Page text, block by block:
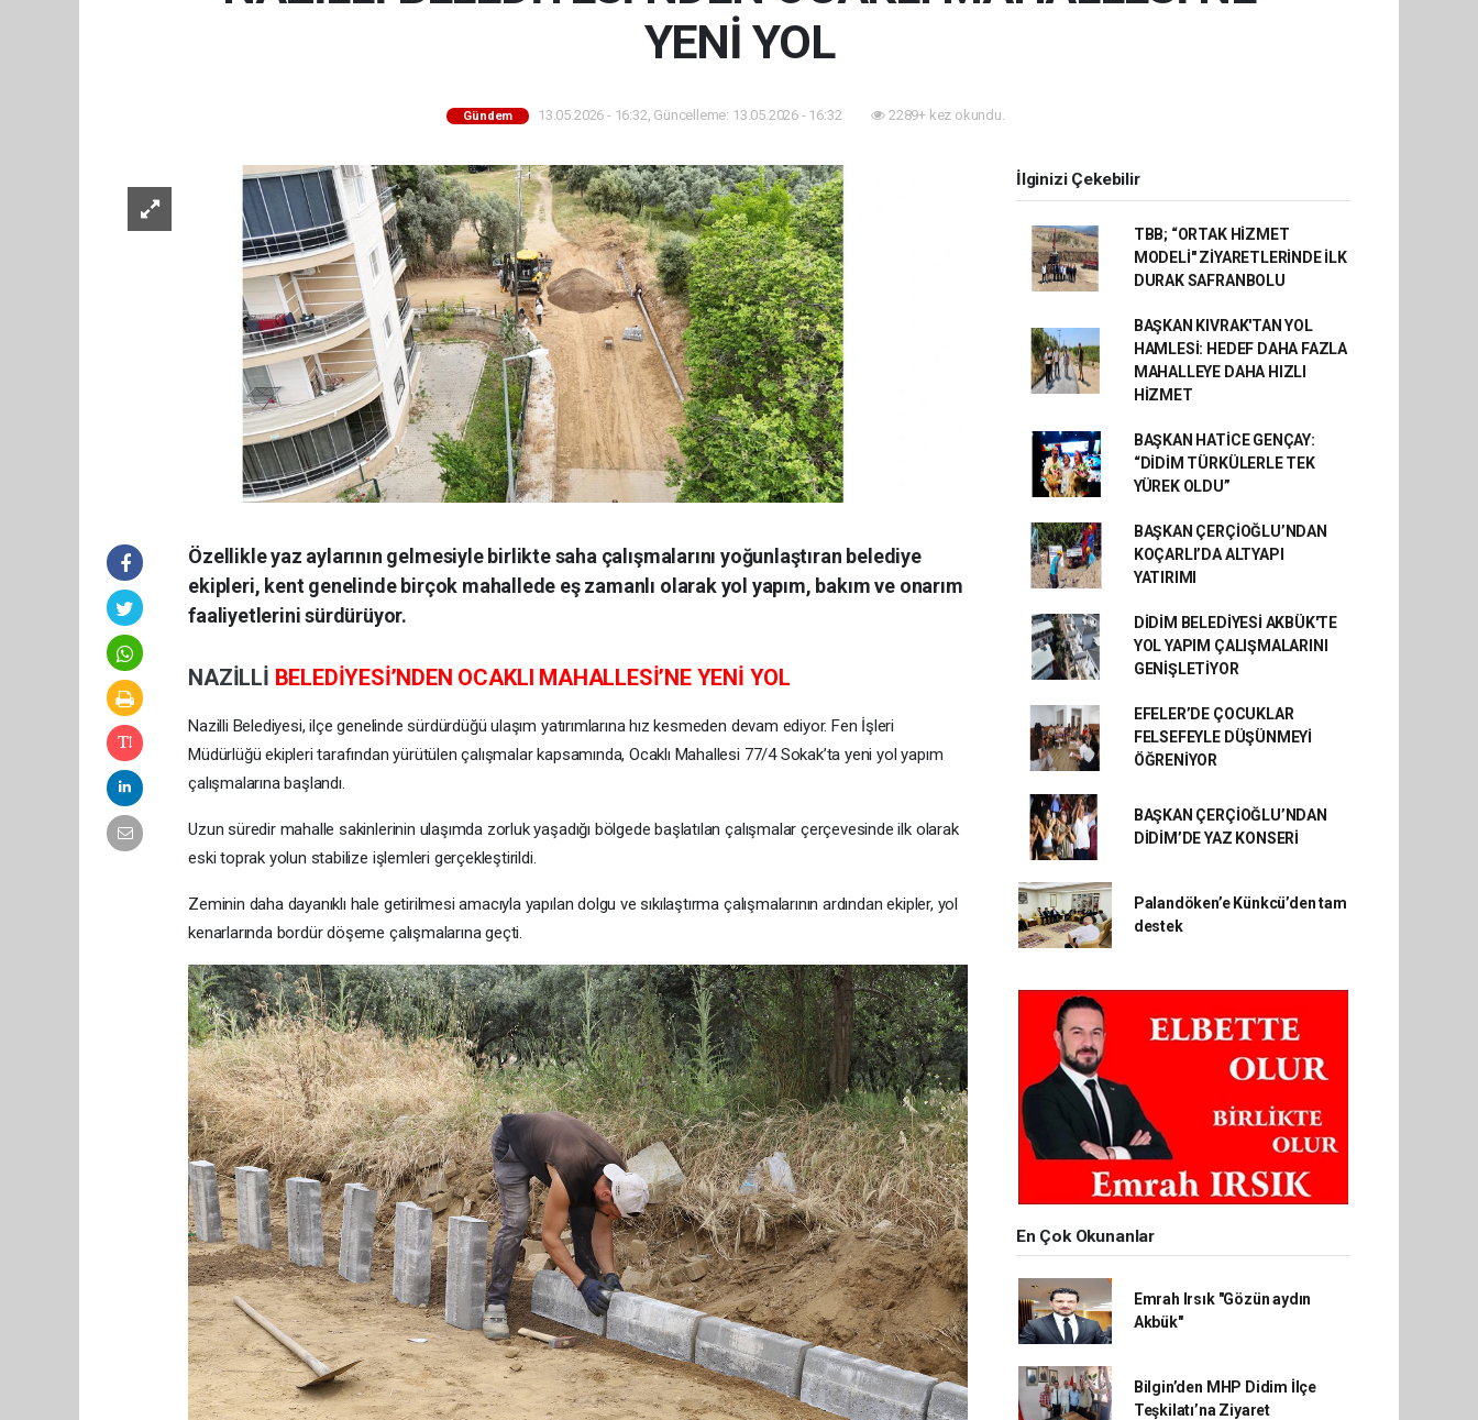
YENİ YOL
Gündem 13.05.2026 - 16:32, Güncelleme: 13.05.2026 - 16:32 2289+ kez okundu.
Özellikle yaz aylarının gelmesiyle birlikte saha çalışmalarını yoğunlaştıran belediye
ekipleri, kent genelinde birçok mahallede eş zamanlı olarak yol yapım, bakım ve onarım
faaliyetlerini sürdürüyor.
NAZİLLİ BELEDİYESİ’NDEN OCAKLI MAHALLESİ’NE YENİ YOL
Nazilli Belediyesi, ilçe genelinde sürdürdüğü ulaşım yatırımlarına hız kesmeden devam ediyor. Fen İşleri
Müdürlüğü ekipleri tarafından yürütülen çalışmalar kapsamında, Ocaklı Mahallesi 77/4 Sokak’ta yeni yol yapım
çalışmalarına başlandı.
Uzun süredir mahalle sakinlerinin ulaşımda zorluk yaşadığı bölgede başlatılan çalışmalar çerçevesinde ilk olarak
eski toprak yolun stabilize işlemleri gerçekleştirildi.
Zeminin daha dayanıklı hale getirilmesi amacıyla yapılan dolgu ve sıkılaştırma çalışmalarının ardından ekipler, yol
kenarlarında bordür döşeme çalışmalarına geçti.
İlginizi Çekebilir
TBB; “ORTAK HİZMET
MODELİ" ZİYARETLERİNDE İLK
DURAK SAFRANBOLU
BAŞKAN KIVRAK'TAN YOL
HAMLESİ: HEDEF DAHA FAZLA
MAHALLEYE DAHA HIZLI
HİZMET
BAŞKAN HATİCE GENÇAY:
“DİDİM TÜRKÜLERLE TEK
YÜREK OLDU”
BAŞKAN ÇERÇİOĞLU’NDAN
KOÇARLI’DA ALTYAPI
YATIRIMI
DİDİM BELEDİYESİ AKBÜK'TE
YOL YAPIM ÇALIŞMALARINI
GENİŞLETİYOR
EFELER’DE ÇOCUKLAR
FELSEFEYLE DÜŞÜNMEYİ
ÖĞRENİYOR
BAŞKAN ÇERÇİOĞLU’NDAN
DİDİM’DE YAZ KONSERİ
Palandöken’e Künkcü’den tam
destek
En Çok Okunanlar
Emrah Irsık "Gözün aydın
Akbük"
Bilgin’den MHP Didim İlçe
Teşkilatı’na Ziyaret